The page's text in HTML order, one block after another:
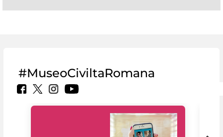
#MuseoCiviltaRomana